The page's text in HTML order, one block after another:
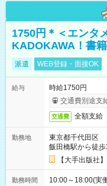
1750円＊＜エンタ
KADOKAWA！書
派遣 WEB登録・面接OK
給与
時給1750円
交通費別途支
交通費 全額支給
勤務地
東京都千代田区
飯田橋駅から徒
【大手出版社
勤務時間 10:00～18:00(実